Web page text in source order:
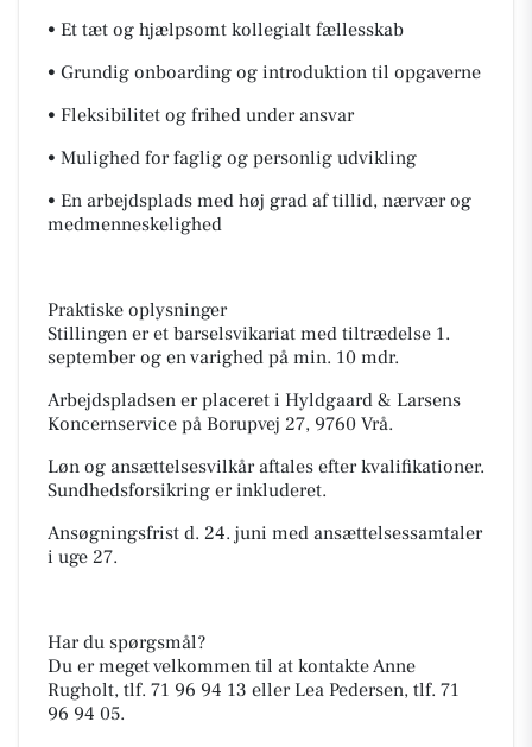
• Et tæt og hjælpsomt kollegialt fællesskab
• Grundig onboarding og introduktion til opgaverne
• Fleksibilitet og frihed under ansvar
• Mulighed for faglig og personlig udvikling
• En arbejdsplads med høj grad af tillid, nærvær og
medmenneskelighed
Praktiske oplysninger
Stillingen er et barselsvikariat med tiltrædelse 1.
september og en varighed på min. 10 mdr.
Arbejdspladsen er placeret i Hyldgaard & Larsens
Koncernservice på Borupvej 27, 9760 Vrå.
Løn og ansættelsesvilkår aftales efter kvalifikationer.
Sundhedsforsikring er inkluderet.
Ansøgningsfrist d. 24. juni med ansættelsessamtaler
i uge 27.
Har du spørgsmål?
Du er meget velkommen til at kontakte Anne
Rugholt, tlf. 71 96 94 13 eller Lea Pedersen, tlf. 71
96 94 05.